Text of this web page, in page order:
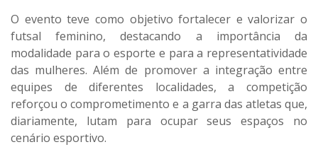
O evento teve como objetivo fortalecer e valorizar o
futsal feminino, destacando a importância da
modalidade para o esporte e para a representatividade
das mulheres. Além de promover a integração entre
equipes de diferentes localidades, a competição
reforçou o comprometimento e a garra das atletas que,
diariamente, lutam para ocupar seus espaços no
cenário esportivo.